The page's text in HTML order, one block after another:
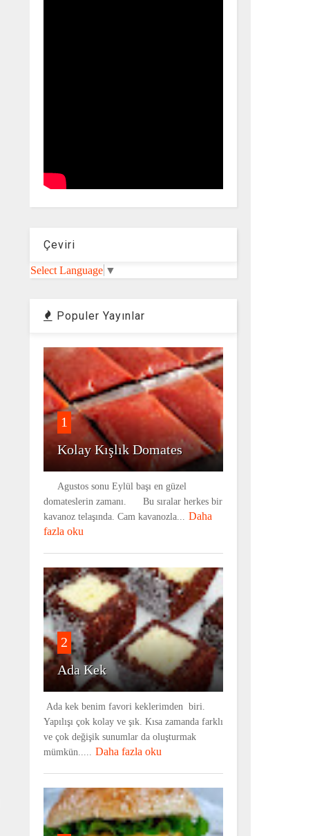
Çeviri
Select Language ▼
Populer Yayınlar
1
Kolay Kışlık Domates
Agustos sonu Eylül başı en güzel
domateslerin zamanı. Bu sıralar herkes bir
kavanoz telaşında. Cam kavanozla... Daha
fazla oku
2
Ada Kek
Ada kek benim favori keklerimden biri.
Yapılışı çok kolay ve şık. Kısa zamanda farklı
ve çok değişik sunumlar da oluşturmak
mümkün..... Daha fazla oku